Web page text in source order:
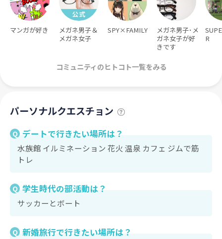
マンガが好き
メガネ男子＆
メガネ女子
SPY×FAMILY
メガネ男子･メ
ガネ女子が好
きです
R
コミュニティのヒトコト一覧をみる
パーソナルクエスチョン
Q デートで行きたい場所は？
水族館 イルミネーション 花火 温泉 カフェ ジムで筋
トレ
Q 学生時代の部活動は？
サッカーとボート
Q 新婚旅行で行きたい場所は？